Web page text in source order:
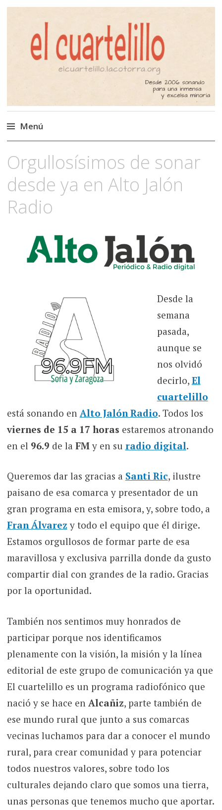
El Cuartelillo
Programa de radio de música
independiente. Podcast
Menú
al
contenido
Orgullosísimos de sonar
desde ya en Alto Jalón
Radio
Desde la
semana
pasada,
aunque se
nos olvidó
decirlo, El
cuartelillo
está sonando en Alto Jalón Radio. Todos los
viernes de 15 a 17 horas estaremos atronando
en el 96.9 de la FMy en su radio digital.
Queremos dar las gracias a Santi Ric, ilustre
paisano de esa comarca y presentador de un
gran programa en esta emisora, y, sobre todo, a
Fran Álvarez y todo el equipo que él dirige.
Estamos orgullosos de formar parte de esa
maravillosa y exclusiva parrilla donde da gusto
compartir dial con grandes de la radio. Gracias
por la oportunidad.
También nos sentimos muy honrados de
participar porque nos identificamos
plenamente con la visión, la misión y la línea
editorial de este grupo de comunicación ya que
El cuartelillo es un programa radiofónico que
nació y se hace en Alcañiz, parte también de
ese mundo rural que junto a sus comarcas
vecinas luchamos para dar a conocer el mundo
rural, para crear comunidad y para potenciar
todos nuestros valores, sobre todo los
culturales dejando claro que somos una tierra,
unas personas que tenemos mucho que aportar.